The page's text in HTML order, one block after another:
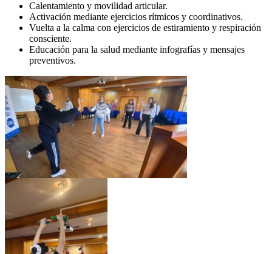
Calentamiento y movilidad articular.
Activación mediante ejercicios rítmicos y coordinativos.
Vuelta a la calma con ejercicios de estiramiento y respiración
consciente.
Educación para la salud mediante infografías y mensajes
preventivos.